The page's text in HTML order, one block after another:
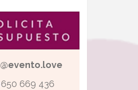
650 669 436